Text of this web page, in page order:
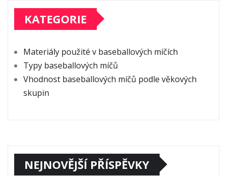
KATEGORIE
Materiály použité v baseballových míčích
Typy baseballových míčů
Vhodnost baseballových míčů podle věkových
skupin
NEJNOVĚJŠÍ PŘÍSPĚVKY